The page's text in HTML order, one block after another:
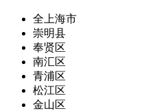
全上海市
崇明县
奉贤区
南汇区
青浦区
松江区
金山区